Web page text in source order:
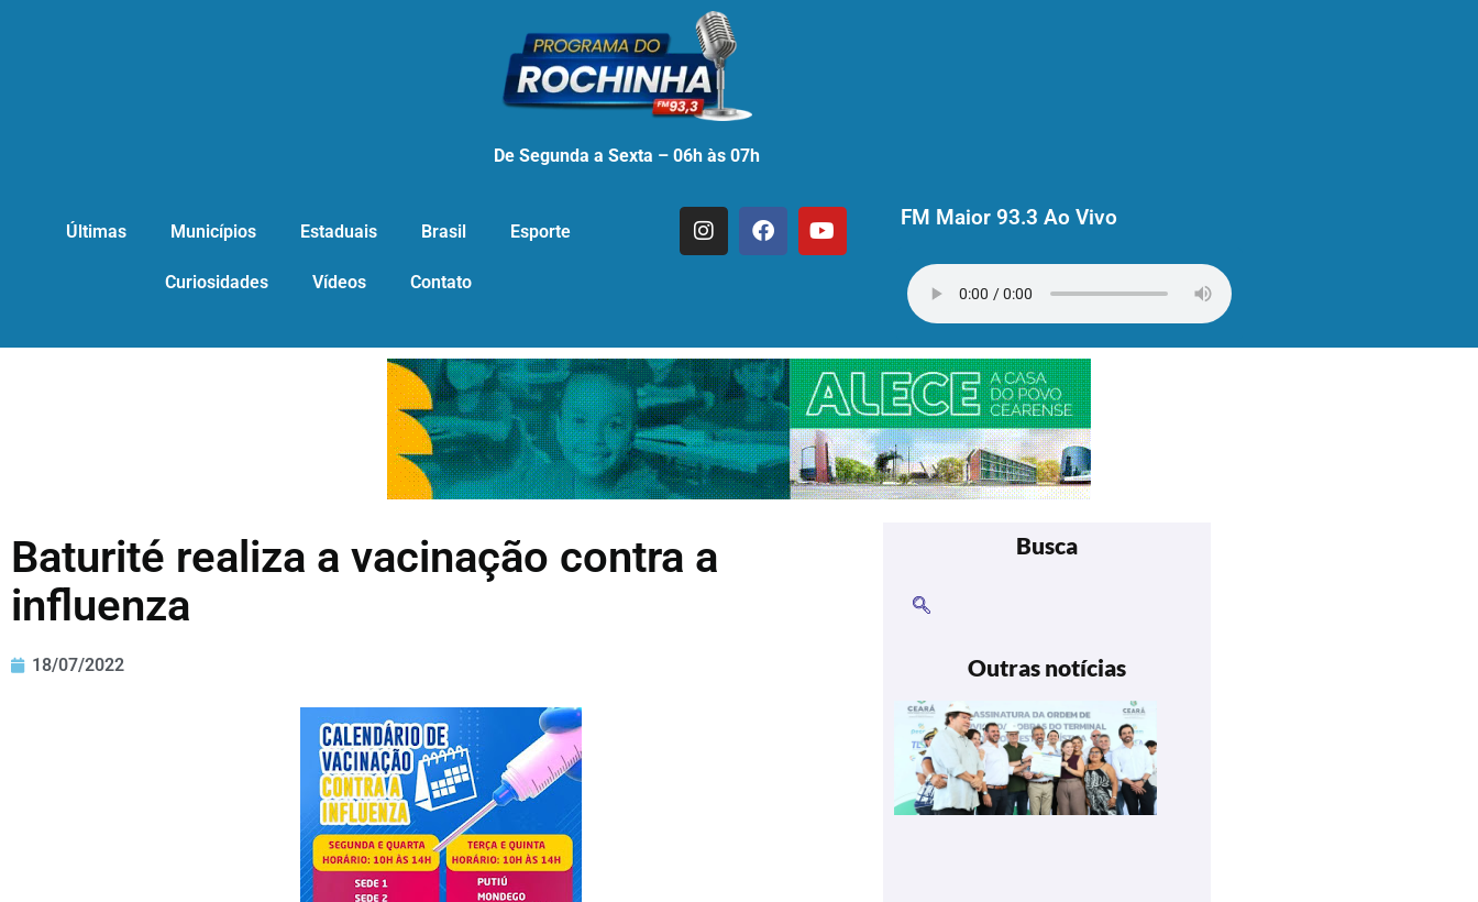
De Segunda a Sexta – 06h às 07h
Últimas Municípios Estaduais Brasil Esporte
Curiosidades Vídeos Contato
FM Maior 93.3 Ao Vivo
Baturité realiza a vacinação contra a
influenza
18/07/2022
Busca
Outras notícias